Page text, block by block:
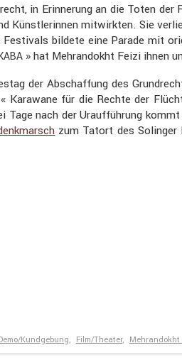
in Erinne­rung an die Toten
Künst­le­rinnen mitwirkten. Sie
bildete eine Parade mit
» hat Mehran­dokht Feizi ihnen
der Abschaf­fung des
für die Rechte der
nach der Urauf­füh­rung
zum Tatort des Solinger
Kundgebung, Film/Theater, Mehrandokht